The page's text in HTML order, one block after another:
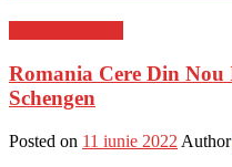
Romania Cere Din
Schengen
Posted on 11 iunie 2022 Author